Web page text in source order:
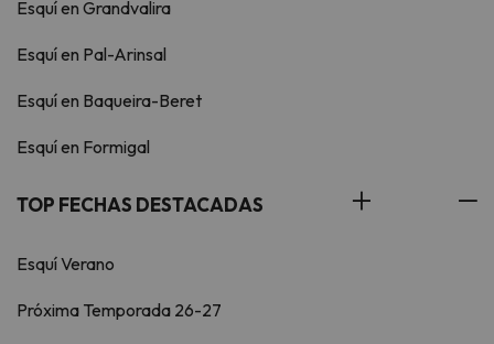
Esquí en Grandvalira
Esquí en Pal-Arinsal
Esquí en Baqueira-Beret
Esquí en Formigal
TOP FECHAS DESTACADAS
Esquí Verano
Próxima Temporada 26-27